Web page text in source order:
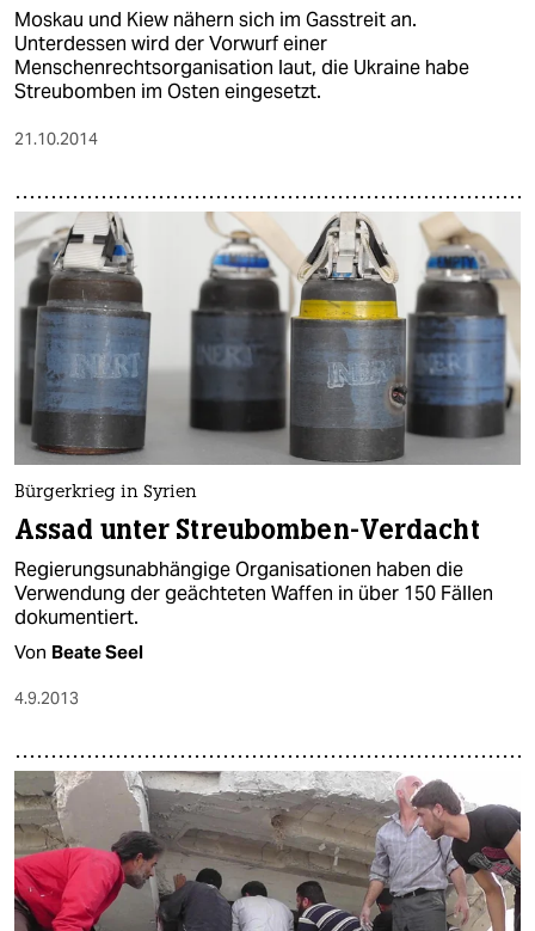
Moskau und Kiew nähern sich im Gasstreit an.
Unterdessen wird der Vorwurf einer
Menschenrechtsorganisation laut, die Ukraine habe
Streubomben im Osten eingesetzt.
21.10.2014
Bürgerkrieg in Syrien
Assad unter Streubomben-Verdacht
Regierungsunabhängige Organisationen haben die
Verwendung der geächteten Waffen in über 150 Fällen
dokumentiert.
Von Beate Seel
4.9.2013